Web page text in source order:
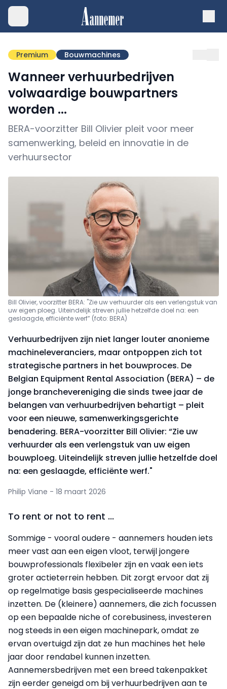
Premium Bouwmachines
Wanneer verhuurbedrijven
volwaardige bouwpartners
worden ...
BERA-voorzitter Bill Olivier pleit voor meer
samenwerking, beleid en innovatie in de
verhuursector
Bill Olivier, voorzitter BERA: "Zie uw verhuurder als een verlengstuk van
uw eigen ploeg. Uiteindelijk streven jullie hetzelfde doel na: een
geslaagde, efficiënte werf” (foto: BERA)
Verhuurbedrijven zijn niet langer louter anonieme
machineleveranciers, maar ontpoppen zich tot
strategische partners in het bouwproces. De
Belgian Equipment Rental Association (BERA) – de
jonge branchevereniging die sinds twee jaar de
belangen van verhuurbedrijven behartigt – pleit
voor een nieuwe, samenwerkingsgerichte
benadering. BERA-voorzitter Bill Olivier: “Zie uw
verhuurder als een verlengstuk van uw eigen
bouwploeg. Uiteindelijk streven jullie hetzelfde doel
na: een geslaagde, efficiënte werf."
Philip Viane - 18 maart 2026
To rent or not to rent ...
Sommige - vooral oudere - aannemers houden iets
meer vast aan een eigen vloot, terwijl jongere
bouwprofessionals flexibeler zijn en vaak een iets
groter actieterrein hebben. Dit zorgt ervoor dat zij
op regelmatige basis gespecialiseerde machines
inzetten. De (kleinere) aannemers, die zich focussen
op een bepaalde niche of corebusiness, investeren
nog steeds in een eigen machinepark, omdat ze
ervan overtuigd zijn dat ze hun machines het hele
jaar door rendabel kunnen inzetten.
Aannemersbedrijven met een breed takenpakket
zijn eerder geneigd om bij verhuurbedrijven aan te